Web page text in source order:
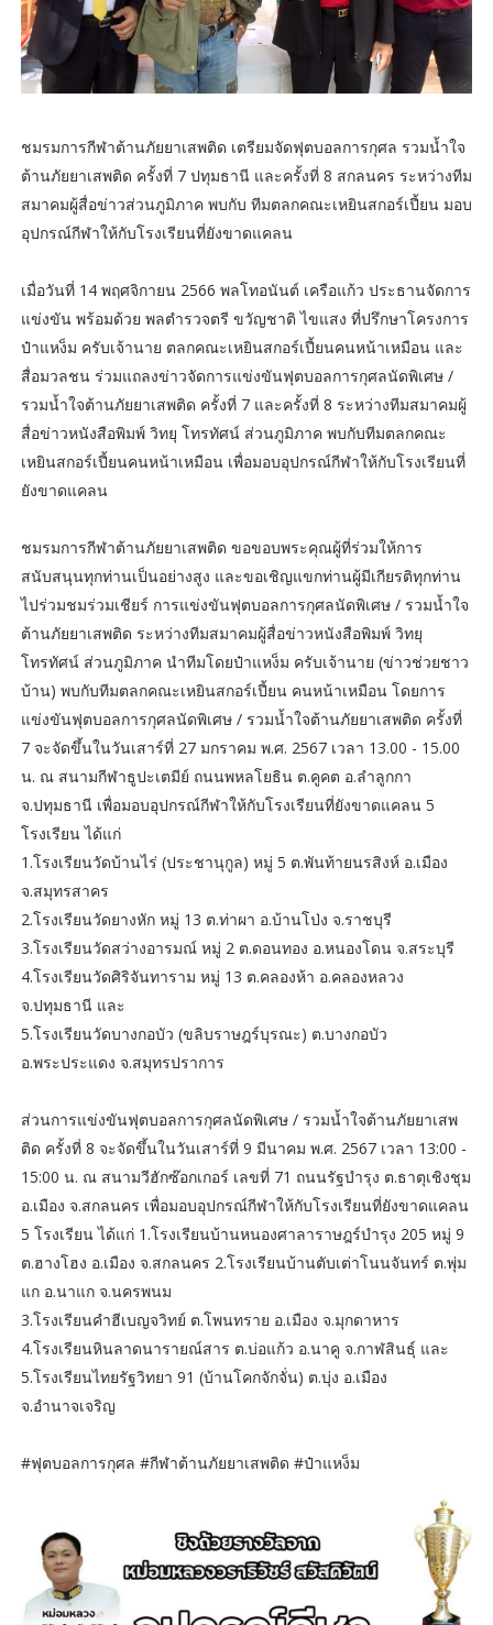
ชมรมการกีฬาต้านภัยยาเสพติด เตรียมจัดฟุตบอลการกุศล รวมน้ำใจ
ต้านภัยยาเสพติด ครั้งที่ 7 ปทุมธานี และครั้งที่ 8 สกลนคร ระหว่างทีม
สมาคมผู้สื่อข่าวส่วนภูมิภาค พบกับ ทีมตลกคณะเหยินสกอร์เปี้ยน มอบ
อุปกรณ์กีฬาให้กับโรงเรียนที่ยังขาดแคลน
เมื่อวันที่ 14 พฤศจิกายน 2566 พลโทอนันต์ เครือแก้ว ประธานจัดการ
แข่งขัน พร้อมด้วย พลตำรวจตรี ขวัญชาติ ไขแสง ที่ปรึกษาโครงการ
ป๋าแหง็ม ครับเจ้านาย ตลกคณะเหยินสกอร์เปี้ยนคนหน้าเหมือน และ
สื่อมวลชน ร่วมแถลงข่าวจัดการแข่งขันฟุตบอลการกุศลนัดพิเศษ /
รวมน้ำใจต้านภัยยาเสพติด ครั้งที่ 7 และครั้งที่ 8 ระหว่างทีมสมาคมผู้
สื่อข่าวหนังสือพิมพ์ วิทยุ โทรทัศน์ ส่วนภูมิภาค พบกับทีมตลกคณะ
เหยินสกอร์เปี้ยนคนหน้าเหมือน เพื่อมอบอุปกรณ์กีฬาให้กับโรงเรียนที่
ยังขาดแคลน
ชมรมการกีฬาต้านภัยยาเสพติด ขอขอบพระคุณผู้ที่ร่วมให้การ
สนับสนุนทุกท่านเป็นอย่างสูง และขอเชิญแขกท่านผู้มีเกียรติทุกท่าน
ไปร่วมชมร่วมเชียร์ การแข่งขันฟุตบอลการกุศลนัดพิเศษ / รวมน้ำใจ
ต้านภัยยาเสพติด ระหว่างทีมสมาคมผู้สื่อข่าวหนังสือพิมพ์ วิทยุ
โทรทัศน์ ส่วนภูมิภาค นำทีมโดยป๋าแหง็ม ครับเจ้านาย (ข่าวช่วยชาว
บ้าน) พบกับทีมตลกคณะเหยินสกอร์เปี้ยน คนหน้าเหมือน โดยการ
แข่งขันฟุตบอลการกุศลนัดพิเศษ / รวมน้ำใจต้านภัยยาเสพติด ครั้งที่
7 จะจัดขึ้นในวันเสาร์ที่ 27 มกราคม พ.ศ. 2567 เวลา 13.00 - 15.00
น. ณ สนามกีฬาธูปะเตมีย์ ถนนพหลโยธิน ต.คูคต อ.ลำลูกกา
จ.ปทุมธานี เพื่อมอบอุปกรณ์กีฬาให้กับโรงเรียนที่ยังขาดแคลน 5
โรงเรียน ได้แก่
1.โรงเรียนวัดบ้านไร่ (ประชานุกูล) หมู่ 5 ต.พันท้ายนรสิงห์ อ.เมือง
จ.สมุทรสาคร
2.โรงเรียนวัดยางหัก หมู่ 13 ต.ท่าผา อ.บ้านโป่ง จ.ราชบุรี
3.โรงเรียนวัดสว่างอารมณ์ หมู่ 2 ต.ดอนทอง อ.หนองโดน จ.สระบุรี
4.โรงเรียนวัดศิริจันทาราม หมู่ 13 ต.คลองห้า อ.คลองหลวง
จ.ปทุมธานี และ
5.โรงเรียนวัดบางกอบัว (ขลิบราษฎร์บุรณะ) ต.บางกอบัว
อ.พระประแดง จ.สมุทรปราการ
ส่วนการแข่งขันฟุตบอลการกุศลนัดพิเศษ / รวมน้ำใจต้านภัยยาเสพ
ติด ครั้งที่ 8 จะจัดขึ้นในวันเสาร์ที่ 9 มีนาคม พ.ศ. 2567 เวลา 13:00 -
15:00 น. ณ สนามวีฮักซ๊อกเกอร์ เลขที่ 71 ถนนรัฐบำรุง ต.ธาตุเชิงชุม
อ.เมือง จ.สกลนคร เพื่อมอบอุปกรณ์กีฬาให้กับโรงเรียนที่ยังขาดแคลน
5 โรงเรียน ได้แก่ 1.โรงเรียนบ้านหนองศาลาราษฎร์บำรุง 205 หมู่ 9
ต.ฮางโฮง อ.เมือง จ.สกลนคร 2.โรงเรียนบ้านตับเต่าโนนจันทร์ ต.พุ่ม
แก อ.นาแก จ.นครพนม
3.โรงเรียนคำฮีเบญจวิทย์ ต.โพนทราย อ.เมือง จ.มุกดาหาร
4.โรงเรียนหินลาดนารายณ์สาร ต.บ่อแก้ว อ.นาคู จ.กาฬสินธุ์ และ
5.โรงเรียนไทยรัฐวิทยา 91 (บ้านโคกจักจั่น) ต.บุ่ง อ.เมือง
จ.อำนาจเจริญ
#ฟุตบอลการกุศล #กีฬาต้านภัยยาเสพติด #ป๋าแหง็ม